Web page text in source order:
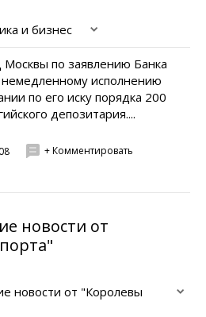
и бизнес
по заявлению Банка
немедленному исполнению
по его иску порядка 200
депозитария....
+ Комментировать
новости от
новости от "Королевы